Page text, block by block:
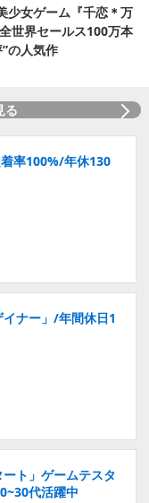
少女ゲーム『千恋＊万
世界セールス100万本
の人気作
る
率100%/年休130
ナー」/年間休日1
ト」ゲームテスタ
代活躍中